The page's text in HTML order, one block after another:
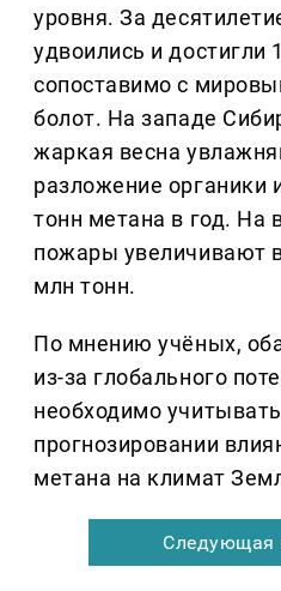
уровня. За
удвоились и достигли
сопоставимо с
болот. На западе
жаркая весна
разложение органики
тонн метана в год. На
пожары увеличивают
млн тонн.
По мнению учёных,
из-за глобального
необходимо
прогнозировании
метана на климат
Следующая